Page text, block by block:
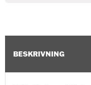
BESKRIVNING